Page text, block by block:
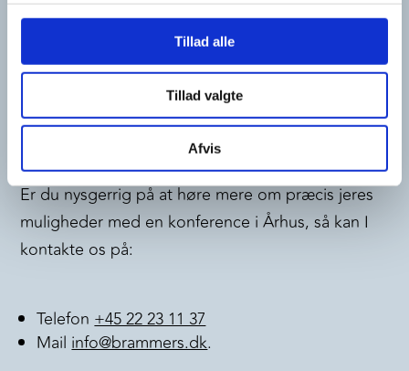
Tillad alle
Tillad valgte
Afvis
samarbejde medOnlyi forbindelse med deres
slagsmøde for 450 gæster og deltagere i Herning.
Eller få inspiration af en konference forImplement
med 1000 gæster i København.
Du kan også læse mere om konference iOdense
Er du nysgerrig på at høre mere om præcis jeres
muligheder med en konference i Århus, så kan I
kontakte os på:
Telefon+45 22 23 11 37
Mailinfo@brammers.dk.